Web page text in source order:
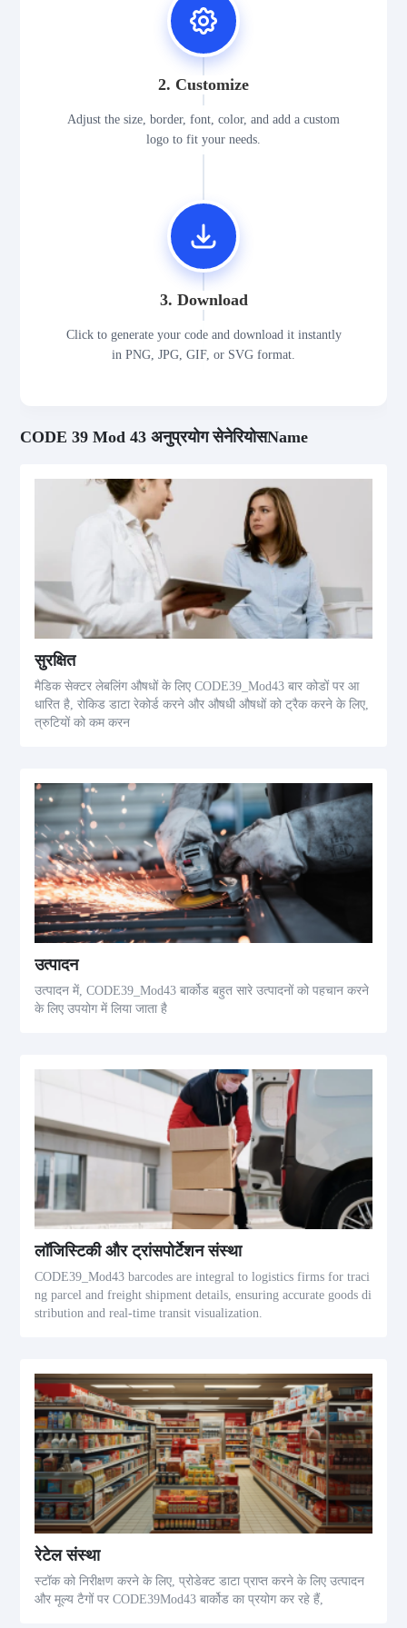
2. Customize
Adjust the size, border, font, color, and add a custom
logo to fit your needs.
3. Download
Click to generate your code and download it instantly
in PNG, JPG, GIF, or SVG format.
CODE 39 Mod 43 अनुप्रयोग सेनेरियोसName
सुरक्षित
मैडिक सेक्टर लेबलिंग औषधों के लिए CODE39_Mod43 बार कोडों पर आ
धारित है, रोकिड डाटा रेकोर्ड करने और औषधी औषधों को ट्रैक करने के लिए,
त्रुटियों को कम करन
उत्पादन
उत्पादन में, CODE39_Mod43 बार्कोड बहुत सारे उत्पादनों को पहचान करने
के लिए उपयोग में लिया जाता है
लॉजिस्टिकी और ट्रांसपोर्टेशन संस्था
CODE39_Mod43 barcodes are integral to logistics firms for traci
ng parcel and freight shipment details, ensuring accurate goods di
stribution and real-time transit visualization.
रेटेल संस्था
स्टॉक को निरीक्षण करने के लिए, प्रोडेक्ट डाटा प्राप्त करने के लिए उत्पादन
और मूल्य टैगों पर CODE39Mod43 बार्कोड का प्रयोग कर रहे हैं,